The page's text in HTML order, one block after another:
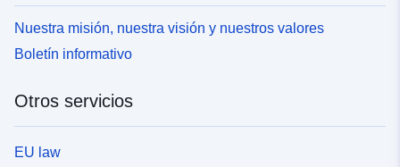
Nuestra misión, nuestra visión y nuestros valores
Boletín informativo
Otros servicios
EU law